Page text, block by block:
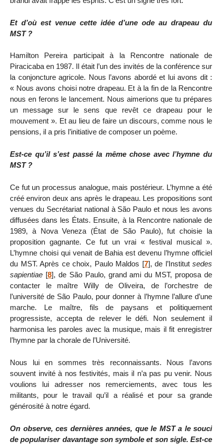
Et d’où est venue cette idée d’une ode au drapeau du
MST ?
Hamilton Pereira participait à la Rencontre nationale de
Piracicaba en 1987. Il était l’un des invités de la conférence sur
la conjoncture agricole. Nous l’avons abordé et lui avons dit :
« Nous avons choisi notre drapeau. Et à la fin de la Rencontre
nous en ferons le lancement. Nous aimerions que tu prépares
un message sur le sens que revêt ce drapeau pour le
mouvement ». Et au lieu de faire un discours, comme nous le
pensions, il a pris l’initiative de composer un poème.
Est-ce qu’il s’est passé la même chose avec l’hymne du
MST ?
Ce fut un processus analogue, mais postérieur. L’hymne a été
créé environ deux ans après le drapeau. Les propositions sont
venues du Secrétariat national à São Paulo et nous les avons
diffusées dans les États. Ensuite, à la Rencontre nationale de
1989, à Nova Veneza (État de São Paulo), fut choisie la
proposition gagnante. Ce fut un vrai « festival musical ».
L’hymne choisi qui venait de Bahia est devenu l’hymne officiel
du MST. Après ce choix, Paulo Maldos [7], de l’Institut sedes
sapientiae [8], de São Paulo, grand ami du MST, proposa de
contacter le maître Willy de Oliveira, de l’orchestre de
l’université de São Paulo, pour donner à l’hymne l’allure d’une
marche. Le maître, fils de paysans et politiquement
progressiste, accepta de relever le défi. Non seulement il
harmonisa les paroles avec la musique, mais il fit enregistrer
l’hymne par la chorale de l’Université.
Nous lui en sommes très reconnaissants. Nous l’avons
souvent invité à nos festivités, mais il n’a pas pu venir. Nous
voulions lui adresser nos remerciements, avec tous les
militants, pour le travail qu’il a réalisé et pour sa grande
générosité à notre égard.
On observe, ces dernières années, que le MST a le souci
de populariser davantage son symbole et son sigle. Est-ce